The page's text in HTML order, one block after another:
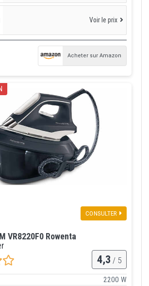
Voir le prix
Acheter sur Amazon
CONSULTER
VR8220F0 Rowenta
4,3 / 5
2200 W